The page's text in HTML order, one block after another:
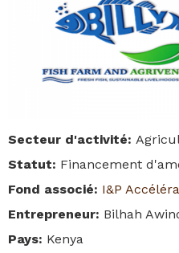
Secteur d'activité:
Statut: Financement
Fond associé: I&P
Entrepreneur: Bilhah
Pays: Kenya